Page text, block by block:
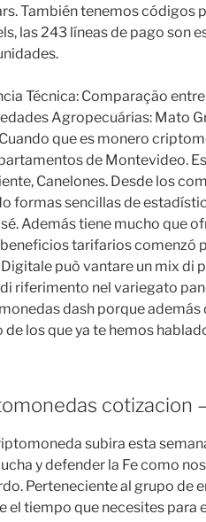
También tenemos códigos
las 243 líneas de pago son
Técnica: Comparação
Agropecuárias: Mato
que es monero
de Montevideo.
Canelones. Desde los
formas sencillas de
Además tiene mucho que
tarifarios comenzó
può vantare un mix di
riferimento nel variegato
dash porque además
de los que ya te hemos
cotizacion
subira esta
y defender la Fe como
Perteneciente al grupo de
el tiempo que necesites para